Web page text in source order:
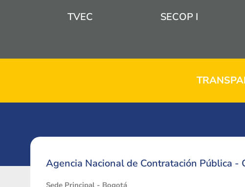
TVEC SECOP I
Agencia Nacional de Contratación Pública -
Sede Principal - Bogotá